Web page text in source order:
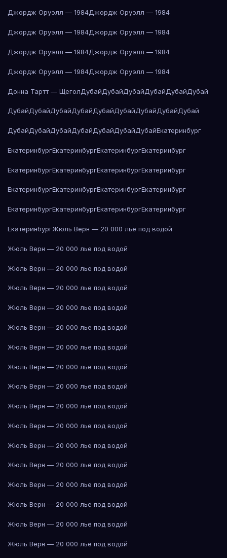
Джордж Оруэлл — 1984Джордж Оруэлл — 1984
Джордж Оруэлл — 1984Джордж Оруэлл — 1984
Джордж Оруэлл — 1984Джордж Оруэлл — 1984
Джордж Оруэлл — 1984Джордж Оруэлл — 1984
Донна Тартт — ЩеголДубайДубайДубайДубайДубайДубай
ДубайДубайДубайДубайДубайДубайДубайДубайДубай
ДубайДубайДубайДубайДубайДубайДубайЕкатеринбург
ЕкатеринбургЕкатеринбургЕкатеринбургЕкатеринбург
ЕкатеринбургЕкатеринбургЕкатеринбургЕкатеринбург
ЕкатеринбургЕкатеринбургЕкатеринбургЕкатеринбург
ЕкатеринбургЕкатеринбургЕкатеринбургЕкатеринбург
ЕкатеринбургЖюль Верн — 20 000 лье под водой
Жюль Верн — 20 000 лье под водой
Жюль Верн — 20 000 лье под водой
Жюль Верн — 20 000 лье под водой
Жюль Верн — 20 000 лье под водой
Жюль Верн — 20 000 лье под водой
Жюль Верн — 20 000 лье под водой
Жюль Верн — 20 000 лье под водой
Жюль Верн — 20 000 лье под водой
Жюль Верн — 20 000 лье под водой
Жюль Верн — 20 000 лье под водой
Жюль Верн — 20 000 лье под водой
Жюль Верн — 20 000 лье под водой
Жюль Верн — 20 000 лье под водой
Жюль Верн — 20 000 лье под водой
Жюль Верн — 20 000 лье под водой
Жюль Верн — 20 000 лье под водой